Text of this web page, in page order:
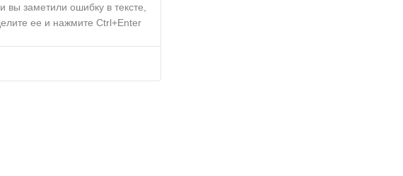
вы заметили ошибку в тексте,
ее и нажмите Ctrl+Enter